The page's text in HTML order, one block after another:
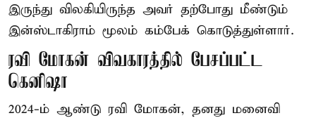
இருந்து விலகியிருந்த அவர் தற்போது மீண்டும்
இன்ஸ்டாகிராம் மூலம் கம்பேக் கொடுத்துள்ளார்.
ரவி மோகன் விவகாரத்தில் பேசப்பட்ட
கெனிஷா
2024-ம் ஆண்டு ரவி மோகன், தனது மனைவி